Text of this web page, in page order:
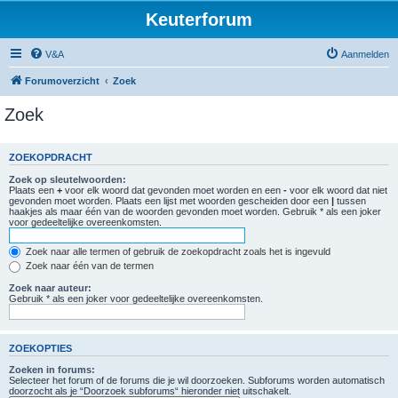
Keuterforum
V&A Aanmelden
Forumoverzicht Zoek
Zoek
ZOEKOPDRACHT
Zoek op sleutelwoorden:
Plaats een + voor elk woord dat gevonden moet worden en een - voor elk woord dat niet
gevonden moet worden. Plaats een lijst met woorden gescheiden door een | tussen
haakjes als maar één van de woorden gevonden moet worden. Gebruik * als een joker
voor gedeeltelijke overeenkomsten.
Zoek naar alle termen of gebruik de zoekopdracht zoals het is ingevuld
Zoek naar één van de termen
Zoek naar auteur:
Gebruik * als een joker voor gedeeltelijke overeenkomsten.
ZOEKOPTIES
Zoeken in forums:
Selecteer het forum of de forums die je wil doorzoeken. Subforums worden automatisch
doorzocht als je “Doorzoek subforums“ hieronder niet uitschakelt.